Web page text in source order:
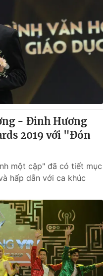
Việt Nam
điện tử số 483/GP-BTTTT
Hạnh, Phạm Quốc Thắng,
024.38 355 932
897 897
- Đinh Hương
2019 với "Đón
một cặp" đã có tiết mục
hấp dẫn với ca khúc